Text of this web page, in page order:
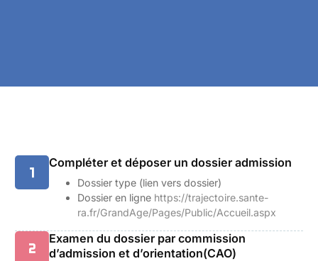
Compléter et déposer un dossier admission
Dossier type (lien vers dossier)
Dossier en ligne https://trajectoire.sante-
ra.fr/GrandAge/Pages/Public/Accueil.aspx
Examen du dossier par commission
d’admission et d’orientation(CAO)